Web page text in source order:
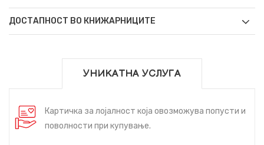
ДОСТАПНОСТ ВО КНИЖАРНИЦИТЕ
УНИКАТНА УСЛУГА
Картичка за лојалност која овозможува попусти и
поволности при купување.